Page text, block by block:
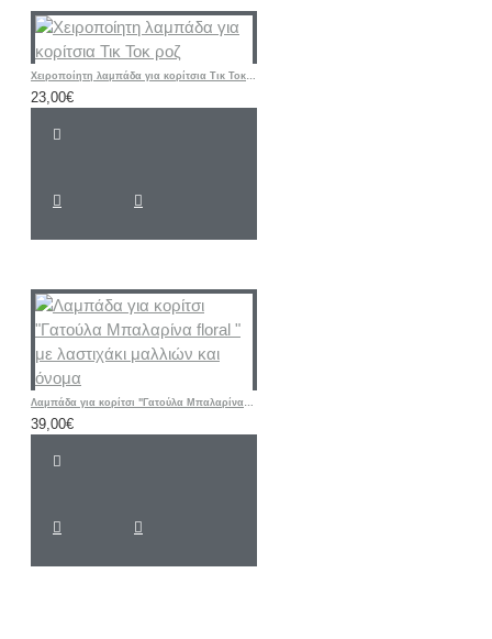
Χειροποίητη λαμπάδα για κορίτσια Τικ Τοκ ροζ
23,00€
Λαμπάδα για κορίτσι "Γατούλα Μπαλαρίνα floral " με λαστιχάκι μαλλιών και όνομα
39,00€